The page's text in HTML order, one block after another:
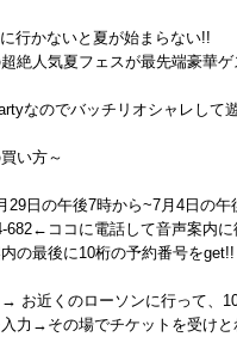
行かないと夏が始まらない!!
絶人気夏フェスが最先端豪華
なのでバッチリオシャレして
い方～
日の午後7時から~7月4日の午
682←ココに電話して音声案内
の最後に10桁の予約番号をget!!
お近くのローソンに行って、
力→その場でチケットを受けと